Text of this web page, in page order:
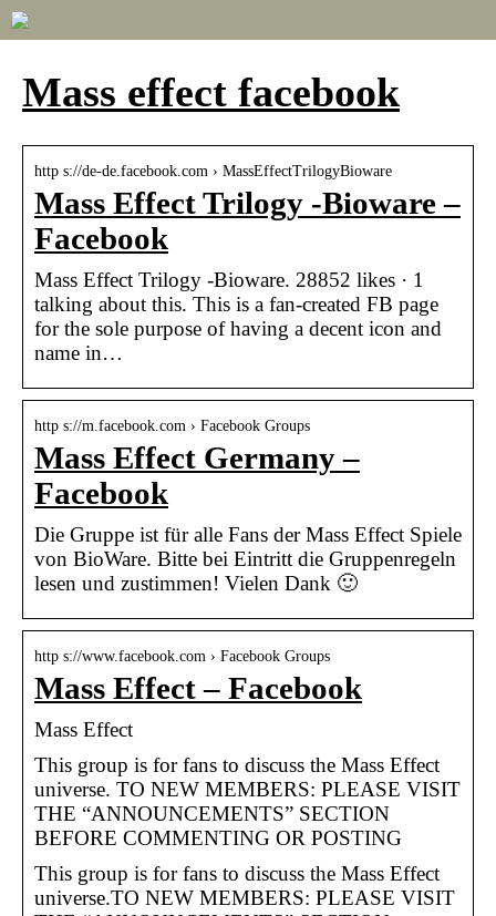
Mass effect facebook
http s://de-de.facebook.com › MassEffectTrilogyBioware
Mass Effect Trilogy -Bioware –
Facebook
Mass Effect Trilogy -Bioware. 28852 likes · 1
talking about this. This is a fan-created FB page
for the sole purpose of having a decent icon and
name in…
http s://m.facebook.com › Facebook Groups
Mass Effect Germany –
Facebook
Die Gruppe ist für alle Fans der Mass Effect Spiele
von BioWare. Bitte bei Eintritt die Gruppenregeln
lesen und zustimmen! Vielen Dank 🙂
http s://www.facebook.com › Facebook Groups
Mass Effect – Facebook
Mass Effect
This group is for fans to discuss the Mass Effect
universe. TO NEW MEMBERS: PLEASE VISIT
THE “ANNOUNCEMENTS” SECTION
BEFORE COMMENTING OR POSTING
This group is for fans to discuss the Mass Effect
universe.TO NEW MEMBERS: PLEASE VISIT